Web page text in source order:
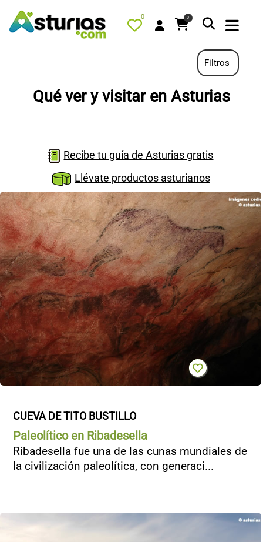
0 0
PORTADA
ALOJAMIENTOS
TURISMO ACTIVO
TIENDA
AGENDA
OFERTAS
CONTACTO
Filtros
Qué ver y visitar en Asturias
Recibe tu guía de Asturias gratis
Llévate productos asturianos
CUEVA DE TITO BUSTILLO
Paleolítico en Ribadesella
Ribadesella fue una de las cunas mundiales de
la civilización paleolítica, con generaci...